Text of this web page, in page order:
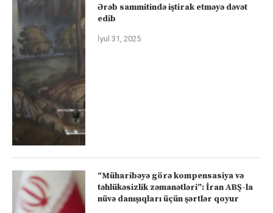
Ərəb sammitində iştirak etməyə dəvət
edib
İyul 31, 2025
“Müharibəyə görə kompensasiya və
təhlükəsizlik zəmanətləri”: İran ABŞ-la
nüvə danışıqları üçün şərtlər qoyur